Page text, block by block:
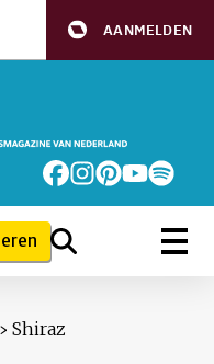
AANMELDEN
› Shiraz